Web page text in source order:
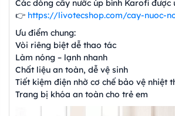
Các dòng cây nước úp bình Karofi được
👉 https://livotecshop.com/cay-nuoc-
Ưu điểm chung:
Vòi riêng biệt dễ thao tác
Làm nóng – lạnh nhanh
Chất liệu an toàn, dễ vệ sinh
Tiết kiệm điện nhờ cơ chế bảo vệ nhiệt
Trang bị khóa an toàn cho trẻ em